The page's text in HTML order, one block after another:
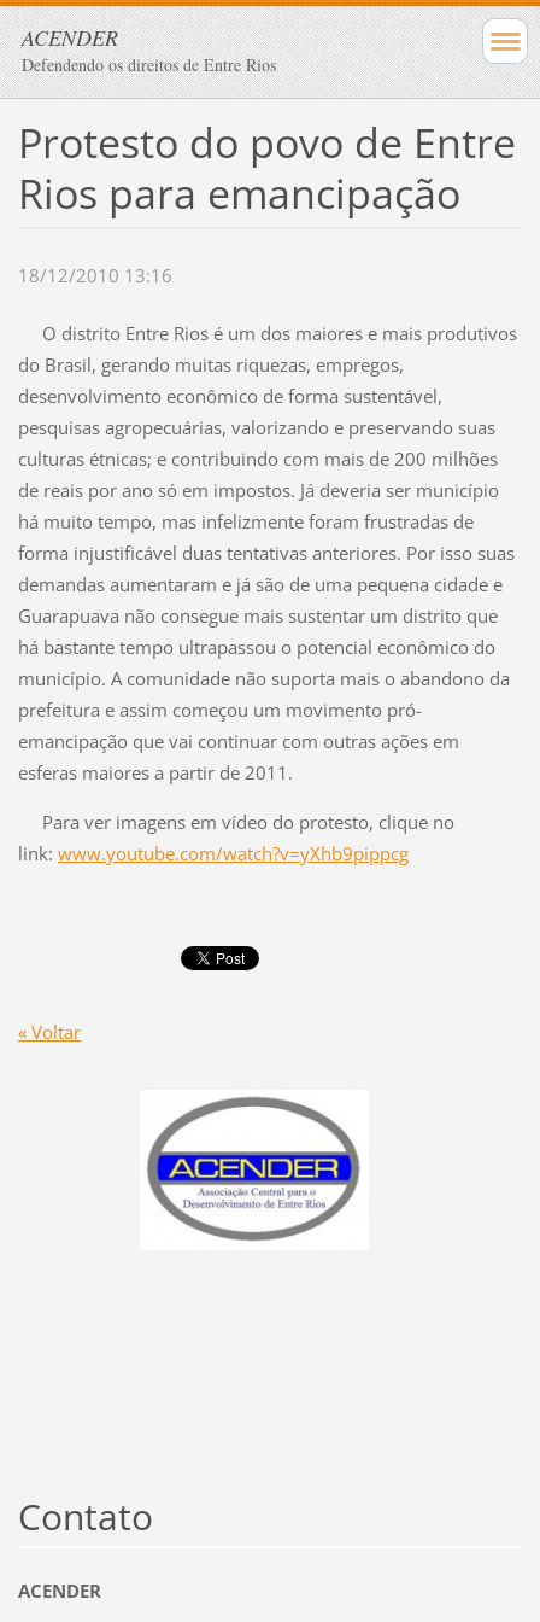
ACENDER
Defendendo os direitos de Entre Rios
Protesto do povo de Entre
Rios para emancipação
18/12/2010 13:16
O distrito Entre Rios é um dos maiores e mais produtivos
do Brasil, gerando muitas riquezas, empregos,
desenvolvimento econômico de forma sustentável,
pesquisas agropecuárias, valorizando e preservando suas
culturas étnicas; e contribuindo com mais de 200 milhões
de reais por ano só em impostos. Já deveria ser município
há muito tempo, mas infelizmente foram frustradas de
forma injustificável duas tentativas anteriores. Por isso suas
demandas aumentaram e já são de uma pequena cidade e
Guarapuava não consegue mais sustentar um distrito que
há bastante tempo ultrapassou o potencial econômico do
município. A comunidade não suporta mais o abandono da
prefeitura e assim começou um movimento pró-
emancipação que vai continuar com outras ações em
esferas maiores a partir de 2011.
Para ver imagens em vídeo do protesto, clique no
link: www.youtube.com/watch?v=yXhb9pippcg
« Voltar
Contato
ACENDER